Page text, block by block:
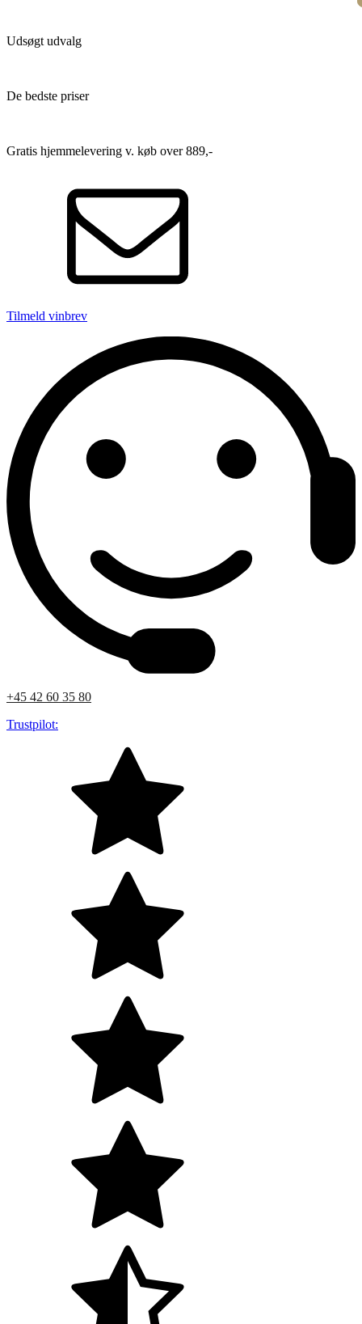
Udsøgt udvalg
De bedste priser
Gratis hjemmelevering v. køb over 889,-
Tilmeld vinbrev
+45 42 60 35 80
Trustpilot: